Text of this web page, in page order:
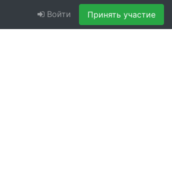
Войти Принять участие